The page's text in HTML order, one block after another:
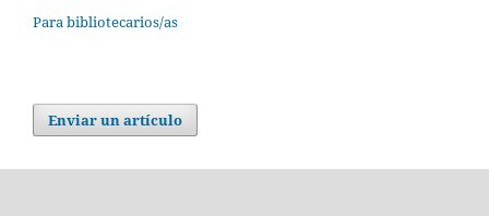
Para bibliotecarios/as
Enviar un artículo